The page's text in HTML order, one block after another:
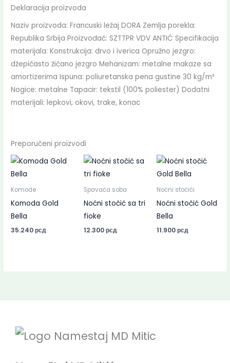
Deklaracija proizvoda
Naziv proizvoda: Francuski ležaj DORA Zemlja porekla:
Republika Srbija Proizvođač: SZTTPR VDV ANTIĆ Specifikacija
materijala: Konstrukcija: drvo i iverica Opružno jezgro:
džepičasto žičano jezgro Mehanizam: metalne makaze sa
amortizerima Ispuna: poliuretanska pena gustine 30 kg/m³
Nogice: metalne Tapacir: tekstil (100% poliester) Dodatni
materijali: lepkovi, okovi, trake, konac
Preporučeni proizvodi
Komode
Komoda Gold
Bella
35.240рсд
Spavaća soba
Noćni stočić sa tri
fioke
12.300рсд
Noćni stočići
Noćni stočić Gold
Bella
11.900рсд